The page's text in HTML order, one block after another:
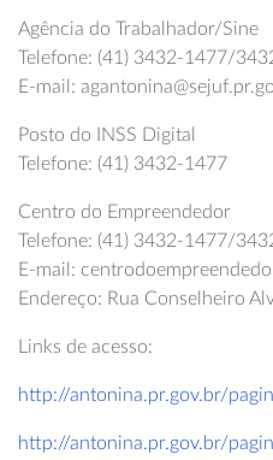
Agência do Trabalhador/Sine
Telefone: (41) 3432-1477/
E-mail:
Posto do INSS Digital
Telefone: (41) 3432-1477
Centro do Empreendedor
Telefone: (41) 3432-1477/
E-mail:
Endereço: Rua Conselheiro
Links de acesso:
http://antonina.pr.gov.br/
http://antonina.pr.gov.br/